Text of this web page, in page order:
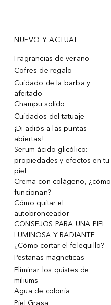
NUEVO Y ACTUAL
Fragrancias de verano
Cofres de regalo
Cuidado de la barba y
afeitado
Champu solido
Cuidados del tatuaje
¡Di adiós a las puntas
abiertas!
Serum ácido glicólico:
propiedades y efectos en tu
piel
Crema con colágeno, ¿cómo
funcionan?
Cómo quitar el
autobronceador
CONSEJOS PARA UNA PIEL
LUMINOSA Y RADIANTE
¿Cómo cortar el felequillo?
Pestanas magneticas
Eliminar los quistes de
miliums
Agua de colonia
Piel Grasa